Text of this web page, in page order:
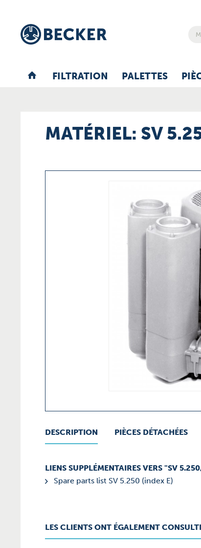
FILTRATION PALETTES
MATÉRIEL: SV
DESCRIPTION PIÈCES DÉTACHÉES
LIENS SUPPLÉMENTAIRES VERS "SV
Spare parts list SV 5.250 (index E)
LES CLIENTS ONT ÉGALEMENT